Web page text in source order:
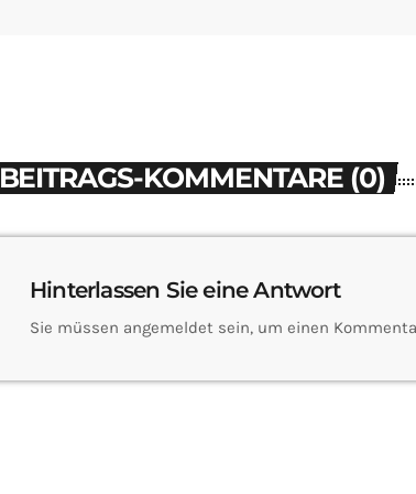
BEITRAGS-KOMMENTARE (0)
Hinterlassen Sie eine Antwort
Sie müssen angemeldet sein, um einen